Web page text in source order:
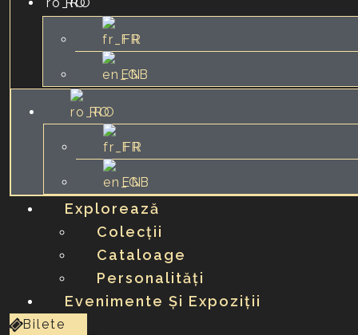
FR
EN
RO
FR
EN
Explorează
Colecții
Cataloage
Personalități
Evenimente Și Expoziții
Bilete